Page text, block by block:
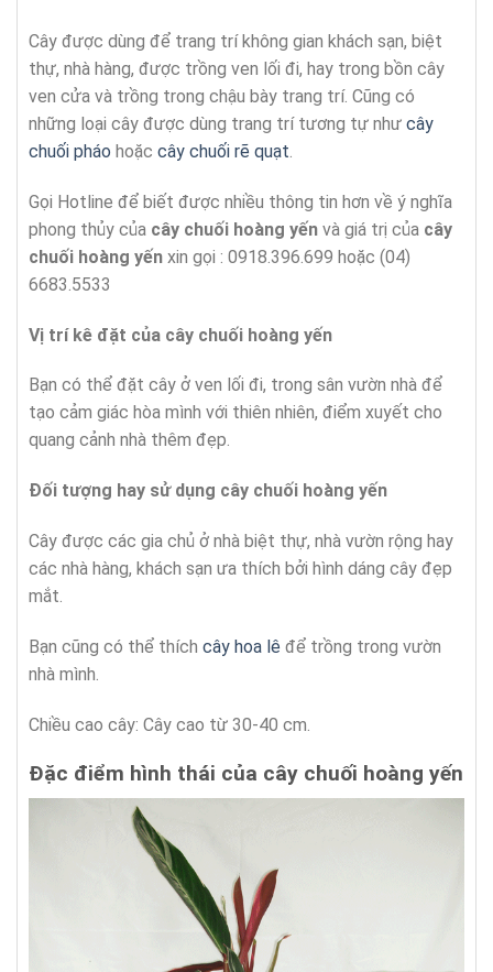
Cây được dùng để trang trí không gian khách sạn, biệt
thự, nhà hàng, được trồng ven lối đi, hay trong bồn cây
ven cửa và trồng trong chậu bày trang trí. Cũng có
những loại cây được dùng trang trí tương tự như cây
chuối pháo hoặc cây chuối rẽ quạt.
Gọi Hotline để biết được nhiều thông tin hơn về ý nghĩa
phong thủy của cây chuối hoàng yến và giá trị của cây
chuối hoàng yến xin gọi : 0918.396.699 hoặc (04)
6683.5533
Vị trí kê đặt của cây chuối hoàng yến
Bạn có thể đặt cây ở ven lối đi, trong sân vườn nhà để
tạo cảm giác hòa mình với thiên nhiên, điểm xuyết cho
quang cảnh nhà thêm đẹp.
Đối tượng hay sử dụng cây chuối hoàng yến
Cây được các gia chủ ở nhà biệt thự, nhà vườn rộng hay
các nhà hàng, khách sạn ưa thích bởi hình dáng cây đẹp
mắt.
Bạn cũng có thể thích cây hoa lê để trồng trong vườn
nhà mình.
Chiều cao cây: Cây cao từ 30-40 cm.
Đặc điểm hình thái của cây chuối hoàng yến